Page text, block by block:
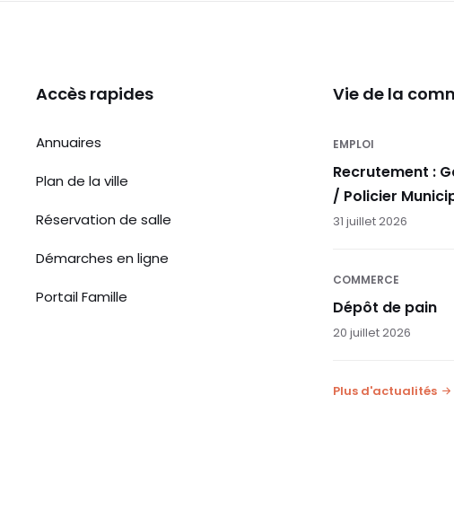
Accès rapides
Annuaires
Plan de la ville
Réservation de salle
Démarches en ligne
Portail Famille
Vie de la
EMPLOI
Recrutement :
/ Policier
31 juillet 2026
COMMERCE
Dépôt de pain
20 juillet 2026
Plus d'actualités